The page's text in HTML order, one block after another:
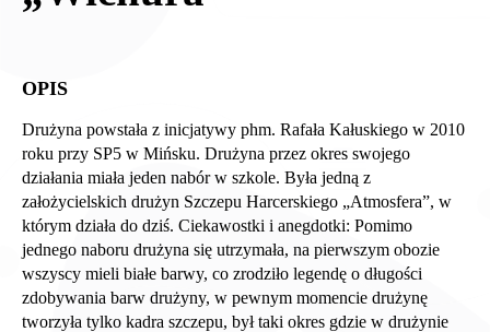
OPIS
Drużyna powstała z inicjatywy phm. Rafała Kałuskiego w 2010
roku przy SP5 w Mińsku. Drużyna przez okres swojego
działania miała jeden nabór w szkole. Była jedną z
założycielskich drużyn Szczepu Harcerskiego „Atmosfera”, w
którym działa do dziś. Ciekawostki i anegdotki: Pomimo
jednego naboru drużyna się utrzymała, na pierwszym obozie
wszyscy mieli białe barwy, co zrodziło legendę o długości
zdobywania barw drużyny, w pewnym momencie drużynę
tworzyła tylko kadra szczepu, był taki okres gdzie w drużynie